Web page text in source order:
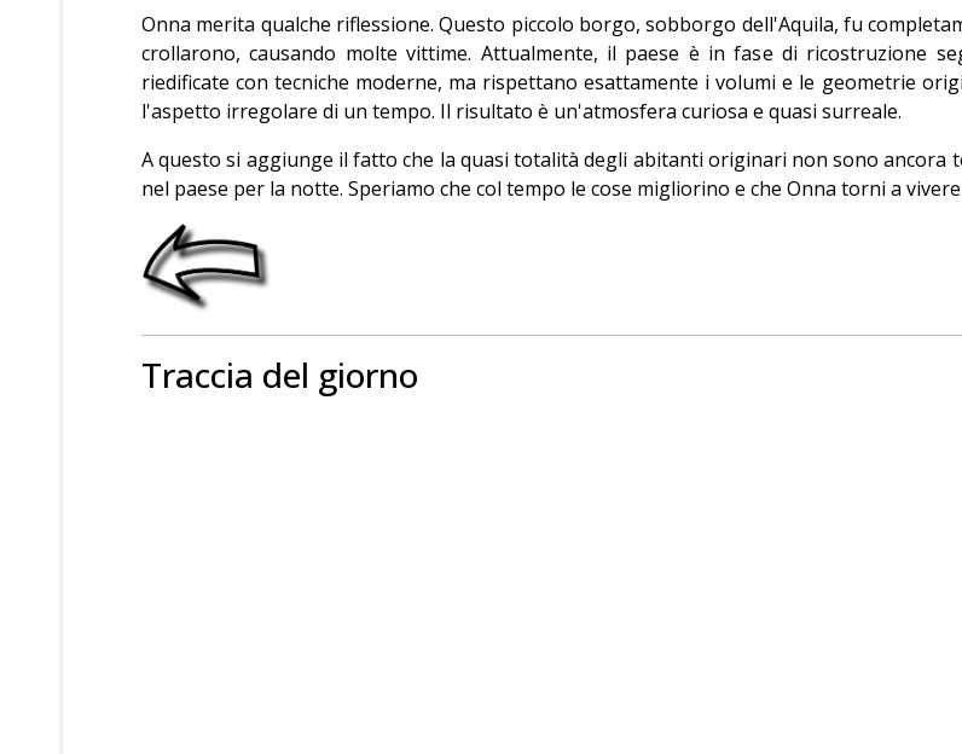
Onna merita qualche riflessione. Questo piccolo borgo, sobborgo dell'Aquila, fu
crollarono, causando molte vittime. Attualmente, il paese è in fase di ricostruzione
riedificate con tecniche moderne, ma rispettano esattamente i volumi e le geometrie
l'aspetto irregolare di un tempo. Il risultato è un'atmosfera curiosa e quasi surreale.
A questo si aggiunge il fatto che la quasi totalità degli abitanti originari non sono ancora
nel paese per la notte. Speriamo che col tempo le cose migliorino e che Onna torni a
Traccia del giorno